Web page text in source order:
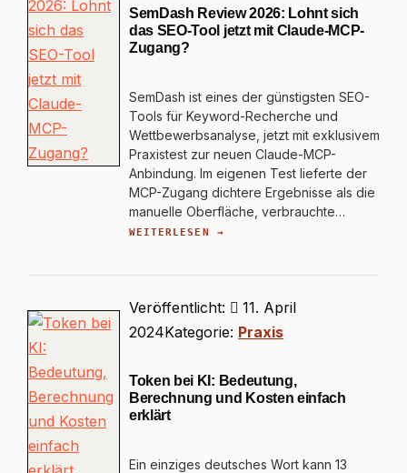
SemDash Review 2026: Lohnt sich
das SEO-Tool jetzt mit Claude-MCP-
Zugang?
SemDash ist eines der günstigsten SEO-
Tools für Keyword-Recherche und
Wettbewerbsanalyse, jetzt mit exklusivem
Praxistest zur neuen Claude-MCP-
Anbindung. Im eigenen Test lieferte der
MCP-Zugang dichtere Ergebnisse als die
manuelle Oberfläche, verbrauchte…
WEITERLESEN →
Veröffentlicht:
11. April
2024Kategorie: Praxis
Token bei KI: Bedeutung,
Berechnung und Kosten einfach
erklärt
Ein einziges deutsches Wort kann 13